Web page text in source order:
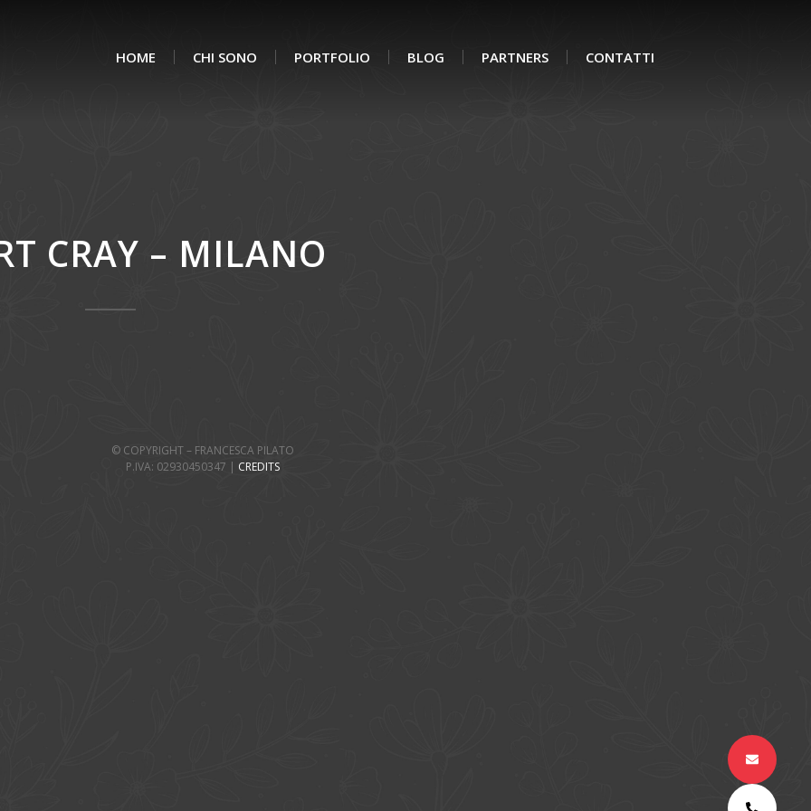
HOME CHI SONO PORTFOLIO BLOG PARTNERS CONTATTI
CRAY – MILANO
© COPYRIGHT – FRANCESCA PILATO
P.IVA: 02930450347 | CREDITS